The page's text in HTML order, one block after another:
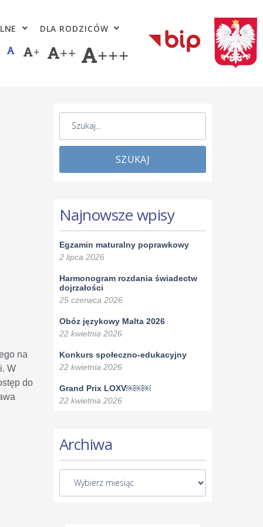
DLA RODZICÓW
+ ++ +++
na
W
do
SZUKAJ
Najnowsze wpisy
Egzamin maturalny poprawkowy
2 lipca 2026
Harmonogram rozdania świadectw
dojrzałości
25 czerwca 2026
Obóz językowy Malta 2026
22 kwietnia 2026
Konkurs społeczno-edukacyjny
22 kwietnia 2026
Grand Prix LOXV￼￼￼
22 kwietnia 2026
Archiwa